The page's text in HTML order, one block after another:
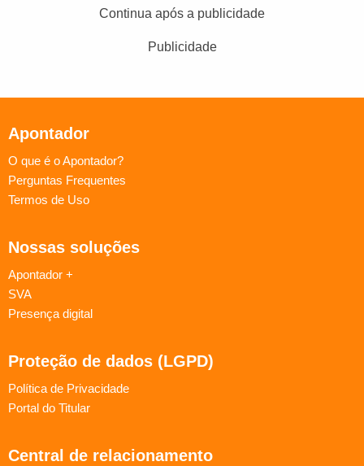
Continua após a publicidade
Publicidade
Apontador
O que é o Apontador?
Perguntas Frequentes
Termos de Uso
Nossas soluções
Apontador +
SVA
Presença digital
Proteção de dados (LGPD)
Política de Privacidade
Portal do Titular
Central de relacionamento